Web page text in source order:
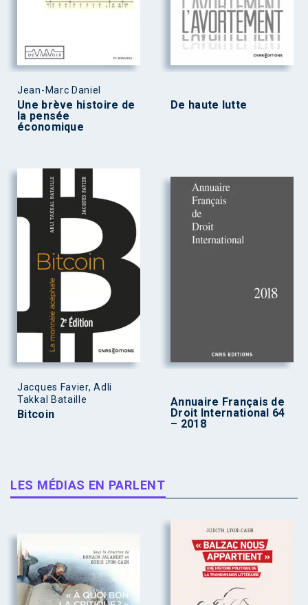
Jean-Marc Daniel
Une brève histoire de
la pensée
économique
De haute lutte
Jacques Favier, Adli
Takkal Bataille
Bitcoin
Annuaire Français de
Droit International 64
– 2018
LES MÉDIAS EN PARLENT